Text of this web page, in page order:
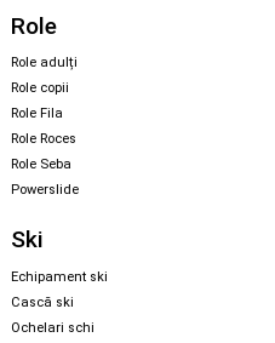
Role
Role adulți
Role copii
Role Fila
Role Roces
Role Seba
Powerslide
Ski
Echipament ski
Cască ski
Ochelari schi